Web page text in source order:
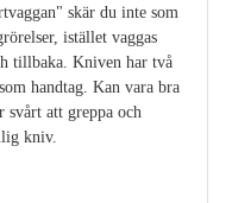
skär du inte som
istället vaggas
tillbaka. Kniven har två
handtag. Kan vara bra
svårt att greppa och
kniv.